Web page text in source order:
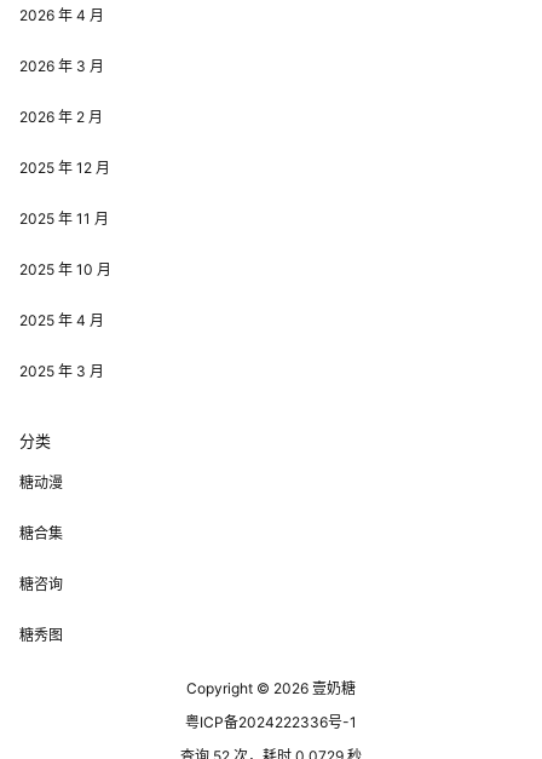
2026 年 4 月
2026 年 3 月
2026 年 2 月
2025 年 12 月
2025 年 11 月
2025 年 10 月
2025 年 4 月
2025 年 3 月
分类
糖动漫
糖合集
糖咨询
糖秀图
Copyright © 2026 壹奶糖
粤ICP备2024222336号-1